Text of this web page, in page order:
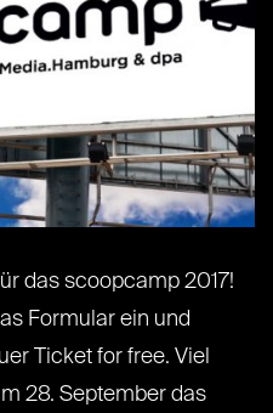
das scoopcamp 2017!
Formular ein und
Ticket for free. Viel
28. September das